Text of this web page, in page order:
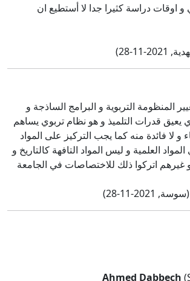
اوقات دراسة كثيرا جدا لا أستطيع ان
2021-11-28)
المنظومة التربوية و البرامج الساذجة و
يعيق قدرات التلميذ و هو نظام تربوي يساهم
و لا فائدة منه كما يجب التركيز على المواد
العلمية و ليس المواد التافهة كالتاريخ و
و غيرهم اتركوا ذلك للاختصاصات في الجامعة
(سوسة, 2021-11-28)
Ahmed Dabbech